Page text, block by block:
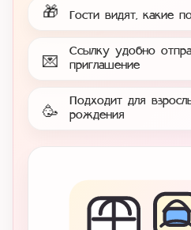
🎁 Гости видят, какие
💌
Ссылку удобно
приглашение
🥳
Подходит для
рождения